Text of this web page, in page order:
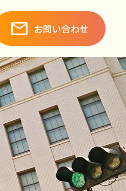
お問い合わせ